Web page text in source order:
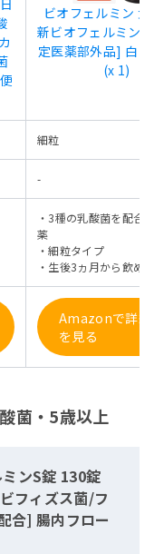
ビオフェルミン
新ビオフェルミンS
定医薬部外品] 白
(x 1)
細粒
-
・3種の乳酸菌を配合
薬
・細粒タイプ
・生後3ヵ月から飲め
Amazonで詳細
を見る
菌・5歳以上
ンS錠 130錠
フィズス菌/フ
合] 腸内フロー